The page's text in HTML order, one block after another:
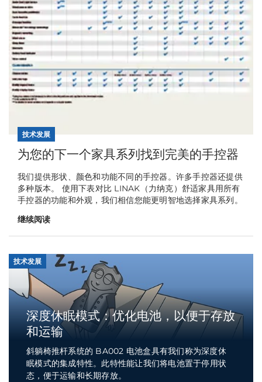
技术发展
为您的下一个家具系列找到完美的手控器
我们提供形状、颜色和功能不同的手控器。许多手控器还提供
多种版本。 使用下表对比 LINAK（力纳克）舒适家具用所有
手控器的功能和外观，我们相信您能更明智地选择家具系列。
继续阅读
技术发展
深度休眠模式：优化电池，以便于存放
和运输
斜躺椅推杆系统的 BA002 电池盒具有我们称为深度休
眠模式的集成特性。此特性能让我们将电池置于停用状
态，便于运输和长期存放。